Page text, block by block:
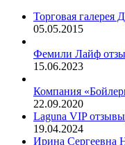
Торговая галерея
05.05.2015
Фемили Лайф
15.06.2023
Компания
22.09.2020
Laguna VIP отзывы
19.04.2024
Ирина Сергеевна